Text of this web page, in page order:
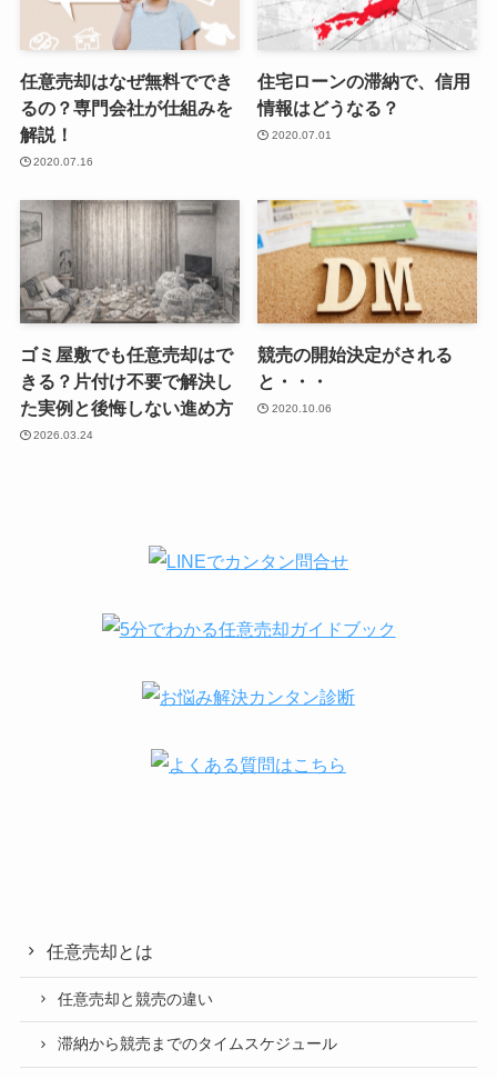
任意売却はなぜ無料ででき
るの？専門会社が仕組みを
解説！
2020.07.16
住宅ローンの滞納で、信用
情報はどうなる？
2020.07.01
ゴミ屋敷でも任意売却はで
きる？片付け不要で解決し
た実例と後悔しない進め方
2026.03.24
競売の開始決定がされる
と・・・
2020.10.06
任意売却とは
任意売却と競売の違い
滞納から競売までのタイムスケジュール